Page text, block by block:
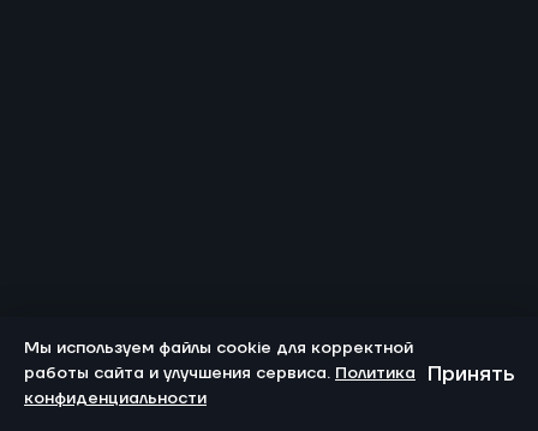
Мы используем файлы cookie для корректной
работы сайта и улучшения сервиса. Политика
конфиденциальности
Принять